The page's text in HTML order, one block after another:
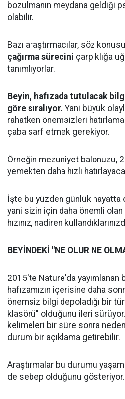
bozulmanın meydana geldiği
olabilir.
Bazı araştırmacılar, söz
çağırma sürecini çarpıklığa
tanımlıyorlar.
Beyin, hafızada tutulacak
göre sıralıyor. Yani büyük
rahatken önemsizleri
çaba sarf etmek gerekiyor.
Örneğin mezuniyet balonuzu,
yemekten daha hızlı
İşte bu yüzden günlük hayatta
yani sizin için daha önemli
hızınız, nadiren
BEYİNDEKİ "NE OLUR NE
2015'te Nature'da yayımlanan
hafızamızın içerisine daha
önemsiz bilgi depoladığı bir
klasörü" olduğunu ileri sürüyor.
kelimeleri bir süre sonra
durum bir açıklama getirebilir.
Araştırmalar bu durumu
de sebep olduğunu gösteriyor.